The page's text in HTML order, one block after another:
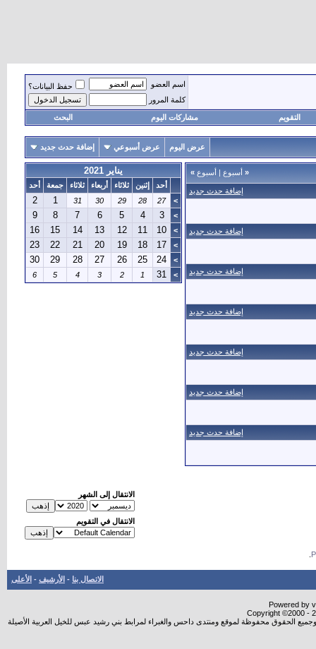
اسم العضو
حفظ البيانات؟
كلمة المرور
التقويم مشاركات اليوم البحث
عرض اليوم عرض أسبوعي إضافة حدث جديد
« أسبوع | أسبوع »
إضافة حدث جديد
إضافة حدث جديد
إضافة حدث جديد
إضافة حدث جديد
إضافة حدث جديد
إضافة حدث جديد
إضافة حدث جديد
يناير 2021
أحد إثنين ثلاثاء أربعاء ثلاثاء جمعة
أحد
>
27
28
29
30
31
1
2
>
3
4
5
6
7
8
9
>
10
11
12
13
14
15
16
>
17
18
19
20
21
22
23
>
24
25
26
27
28
29
30
>
31
1
2
3
4
5
6
الانتقال إلى الشهر
الانتقال في التقويم
الاتصال بنا - الأرشيف - الأعلى
Powered by
Copyright ©2000 -
الحقوق محفوظة لموقع ومنتدى داحس والغبراء لمرابط بني رشيد عبس للخيل العربية الأصيلة